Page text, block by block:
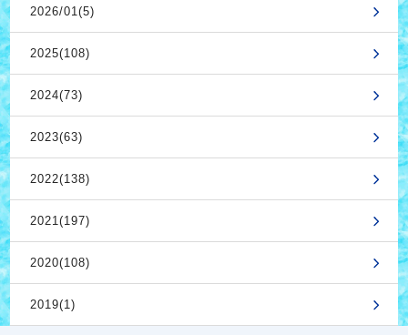
2026/01(5)
2025(108)
2024(73)
2023(63)
2022(138)
2021(197)
2020(108)
2019(1)